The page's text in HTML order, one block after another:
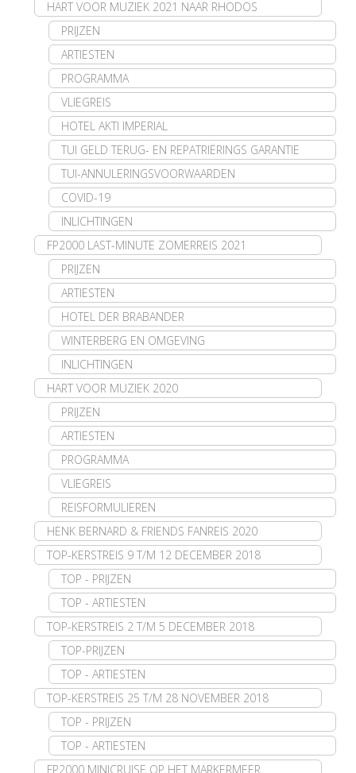
HART VOOR MUZIEK 2021 NAAR RHODOS
PRIJZEN
ARTIESTEN
PROGRAMMA
VLIEGREIS
HOTEL AKTI IMPERIAL
TUI GELD TERUG- EN REPATRIËRINGS GARANTIE
TUI-ANNULERINGSVOORWAARDEN
COVID-19
INLICHTINGEN
FP2000 LAST-MINUTE ZOMERREIS 2021
PRIJZEN
ARTIESTEN
HOTEL DER BRABANDER
WINTERBERG EN OMGEVING
INLICHTINGEN
HART VOOR MUZIEK 2020
PRIJZEN
ARTIESTEN
PROGRAMMA
VLIEGREIS
REISFORMULIEREN
HENK BERNARD & FRIENDS FANREIS 2020
TOP-KERSTREIS 9 T/M 12 DECEMBER 2018
TOP - PRIJZEN
TOP - ARTIESTEN
TOP-KERSTREIS 2 T/M 5 DECEMBER 2018
TOP-PRIJZEN
TOP - ARTIESTEN
TOP-KERSTREIS 25 T/M 28 NOVEMBER 2018
TOP - PRIJZEN
TOP - ARTIESTEN
FP2000 MINICRUISE OP HET MARKERMEER